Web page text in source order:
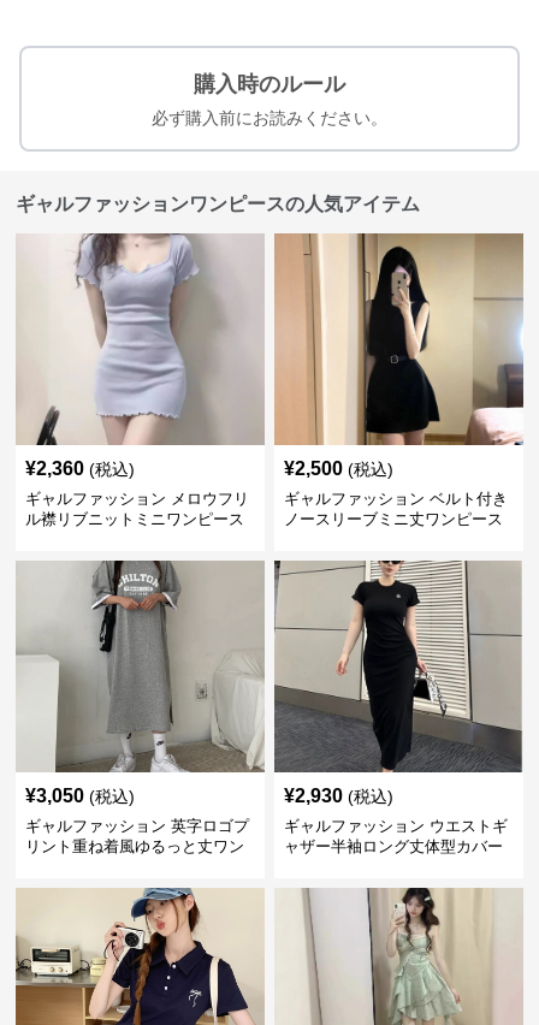
購入時のルール
必ず購入前にお読みください。
ギャルファッションワンピースの人気アイテム
¥2,360 (税込)
ギャルファッション メロウフリ
ル襟リブニットミニワンピース
¥2,500 (税込)
ギャルファッション ベルト付き
ノースリーブミニ丈ワンピース
¥3,050 (税込)
ギャルファッション 英字ロゴプ
リント重ね着風ゆるっと丈ワン
¥2,930 (税込)
ギャルファッション ウエストギ
ャザー半袖ロング丈体型カバー